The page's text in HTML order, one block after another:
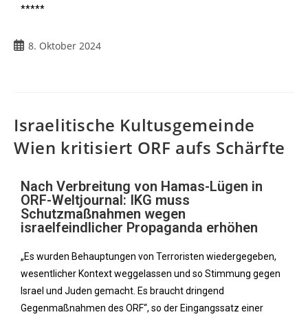
*****
8. Oktober 2024
Israelitische Kultusgemeinde
Wien kritisiert ORF aufs Schärfte
Nach Verbreitung von Hamas-Lügen in
ORF-Weltjournal: IKG muss
Schutzmaßnahmen wegen
israelfeindlicher Propaganda erhöhen
„Es wurden Behauptungen von Terroristen wiedergegeben,
wesentlicher Kontext weggelassen und so Stimmung gegen
Israel und Juden gemacht. Es braucht dringend
Gegenmaßnahmen des ORF“, so der Eingangssatz einer